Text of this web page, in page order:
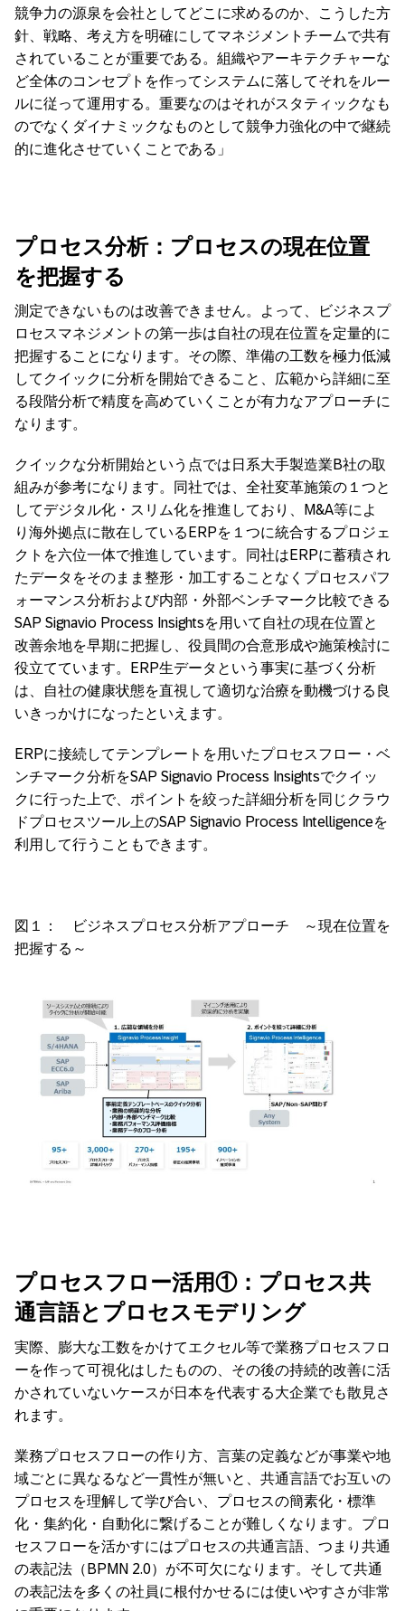
競争力の源泉を会社としてどこに求めるのか、こうした方
針、戦略、考え方を明確にしてマネジメントチームで共有
されていることが重要である。組織やアーキテクチャーな
ど全体のコンセプトを作ってシステムに落してそれをルー
ルに従って運用する。重要なのはそれがスタティックなも
のでなくダイナミックなものとして競争力強化の中で継続
的に進化させていくことである」
プロセス分析：プロセスの現在位置
を把握する
測定できないものは改善できません。よって、ビジネスプ
ロセスマネジメントの第一歩は自社の現在位置を定量的に
把握することになります。その際、準備の工数を極力低減
してクイックに分析を開始できること、広範から詳細に至
る段階分析で精度を高めていくことが有力なアプローチに
なります。
クイックな分析開始という点では日系大手製造業B社の取
組みが参考になります。同社では、全社変革施策の１つと
してデジタル化・スリム化を推進しており、M&A等によ
り海外拠点に散在しているERPを１つに統合するプロジェ
クトを六位一体で推進しています。同社はERPに蓄積され
たデータをそのまま整形・加工することなくプロセスパフ
ォーマンス分析および内部・外部ベンチマーク比較できる
SAP Signavio Process Insightsを用いて自社の現在位置と
改善余地を早期に把握し、役員間の合意形成や施策検討に
役立てています。ERP生データという事実に基づく分析
は、自社の健康状態を直視して適切な治療を動機づける良
いきっかけになったといえます。
ERPに接続してテンプレートを用いたプロセスフロー・ベ
ンチマーク分析をSAP Signavio Process Insightsでクイッ
クに行った上で、ポイントを絞った詳細分析を同じクラウ
ドプロセスツール上のSAP Signavio Process Intelligenceを
利用して行うこともできます。
図１： ビジネスプロセス分析アプローチ ～現在位置を
把握する～
プロセスフロー活用①：プロセス共
通言語とプロセスモデリング
実際、膨大な工数をかけてエクセル等で業務プロセスフロ
ーを作って可視化はしたものの、その後の持続的改善に活
かされていないケースが日本を代表する大企業でも散見さ
れます。
業務プロセスフローの作り方、言葉の定義などが事業や地
域ごとに異なるなど一貫性が無いと、共通言語でお互いの
プロセスを理解して学び合い、プロセスの簡素化・標準
化・集約化・自動化に繋げることが難しくなります。プロ
セスフローを活かすにはプロセスの共通言語、つまり共通
の表記法（BPMN 2.0）が不可欠になります。そして共通
の表記法を多くの社員に根付かせるには使いやすさが非常